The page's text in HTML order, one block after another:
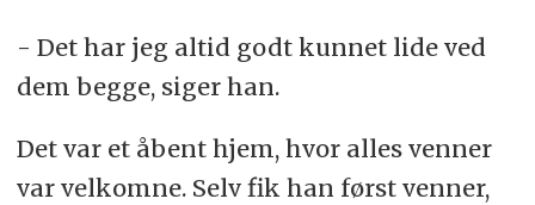
- Det har jeg altid godt kunnet lide ved
dem begge, siger han.
Det var et åbent hjem, hvor alles venner
var velkomne. Selv fik han først venner,